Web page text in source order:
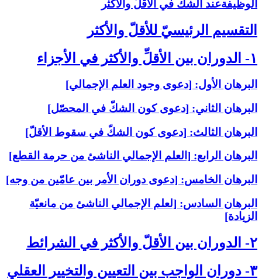
الوظيفةعند الشكّ في الأقلّ والأكثر
التقسيم الرئيسيّ للأقلّ والأكثر
۱- الدوران بين الأقلِّ والأكثر في الأجزاء
البرهان الأول: [دعوى وجود العلم الإجمالي‏]
البرهان الثاني: [دعوى كون الشكّ في المحصّل‏]
البرهان الثالث: [دعوى كون الشكّ في سقوط الأقلّ‏]
البرهان الرابع: [العلم الإجمالي الناشئ من حرمة القطع‏]
البرهان الخامس: [دعوى دوران الأمر بين عامّين من وجه‏]
البرهان السادس: [لعلم الإجمالي الناشئ من مانعيّة
الزيادة]
۲- الدوران بين الأقلّ والأكثر في الشرائط
۳- دوران الواجب بين التعيين والتخيير العقلي‏